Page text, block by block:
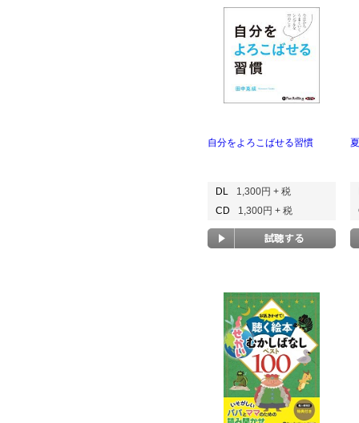
自分をよろこばせる習慣
DL
1,300円 + 税
CD
1,300円 + 税